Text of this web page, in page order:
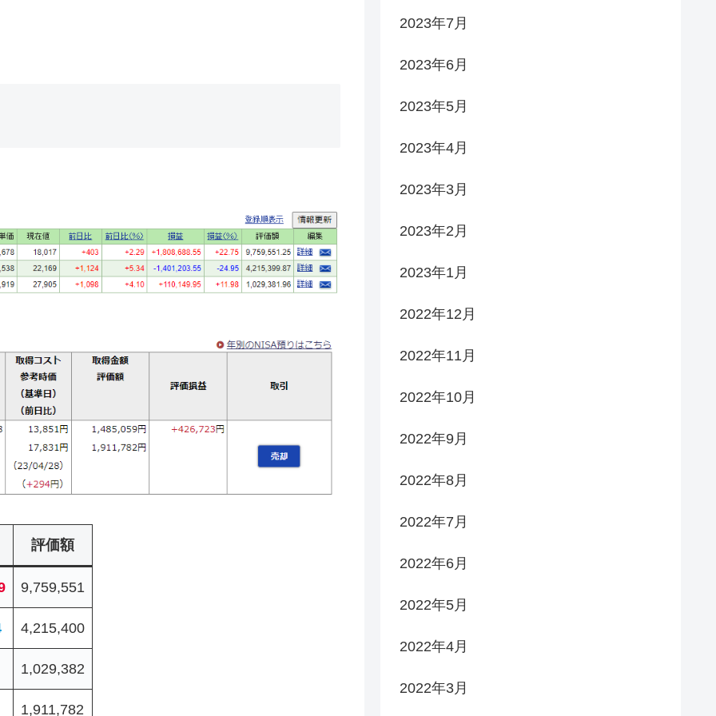
評価額
9,759,551
4,215,400
1,029,382
1,911,782
2023年7月
2023年6月
2023年5月
2023年4月
2023年3月
2023年2月
2023年1月
2022年12月
2022年11月
2022年10月
2022年9月
2022年8月
2022年7月
2022年6月
2022年5月
2022年4月
2022年3月